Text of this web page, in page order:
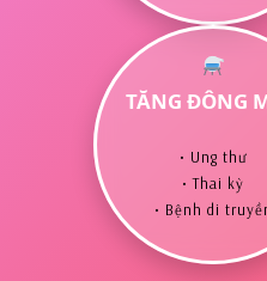
TĂNG ĐÔNG
• Ung thư
• Thai kỳ
• Bệnh di